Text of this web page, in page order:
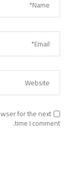
for the next
time I comment.